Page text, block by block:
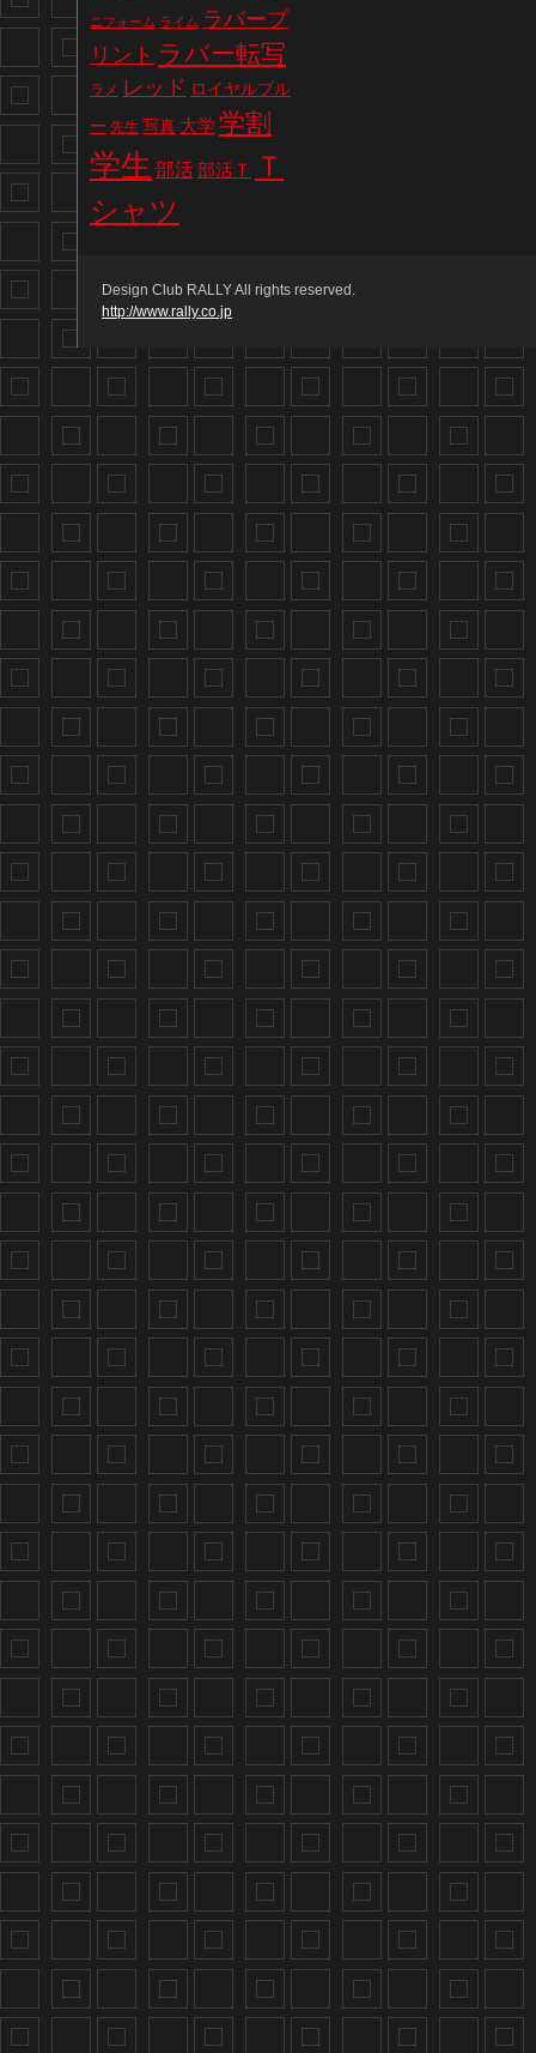
ニフォーム ライム ラバープ
リント ラバー転写
ラメ レッド ロイヤルブル
ー 先生 写真 大学 学割
学生 部活部活Ｔ
Ｔ
シャツ
Design Club RALLY All rights reserved.
http://www.rally.co.jp